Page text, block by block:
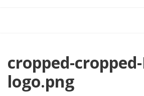
cropped-
logo.png